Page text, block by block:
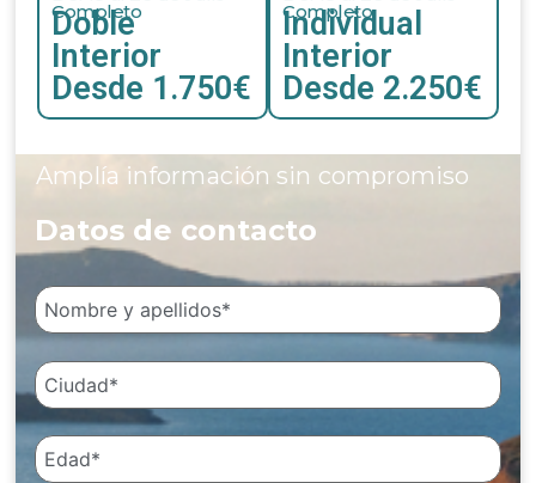
Completo
Doble
Interior
Desde 1.750€
Completo
Individual
Interior
Desde 2.250€
Amplía información sin compromiso
Datos de contacto